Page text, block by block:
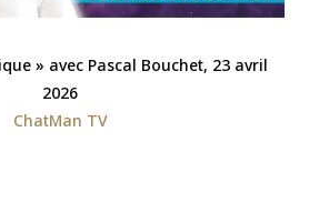
» avec Pascal Bouchet, 23 avril
2026
ChatMan TV